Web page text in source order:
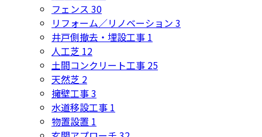
フェンス 30
リフォーム／リノベーション 3
井戸側撤去・埋設工事 1
人工芝 12
土間コンクリート工事 25
天然芝 2
擁壁工事3
水道移設工事 1
物置設置 1